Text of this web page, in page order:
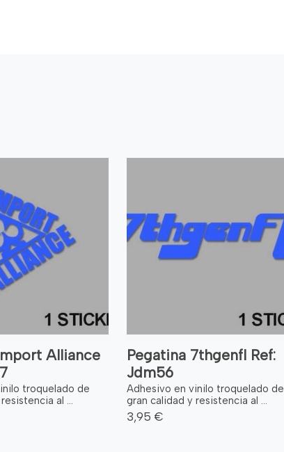
Alliance
troquelado de
al ...
Pegatina 7thgenfl Ref:
Jdm56
Adhesivo en vinilo troquelado de
gran calidad y resistencia al ...
3,95 €